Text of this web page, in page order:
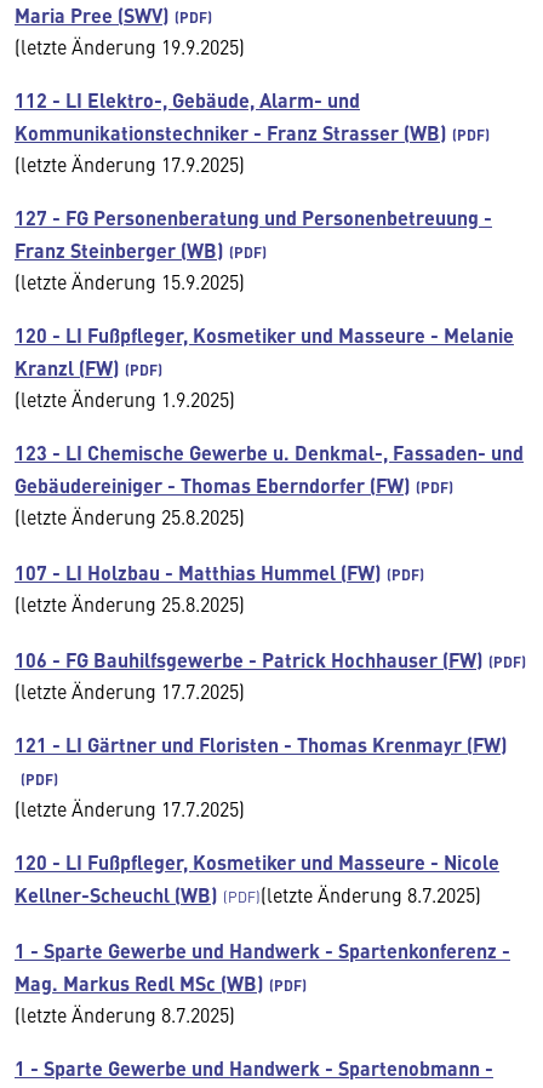
Maria Pree (SWV)
(letzte Änderung 19.9.2025)
112 - LI Elektro-, Gebäude, Alarm- und
Kommunikationstechniker - Franz Strasser (WB)
(letzte Änderung 17.9.2025)
127 - FG Personenberatung und Personenbetreuung -
Franz Steinberger (WB)
(letzte Änderung 15.9.2025)
120 - LI Fußpfleger, Kosmetiker und Masseure - Melanie
Kranzl (FW)
(letzte Änderung 1.9.2025)
123 - LI Chemische Gewerbe u. Denkmal-, Fassaden- und
Gebäudereiniger - Thomas Eberndorfer (FW)
(letzte Änderung 25.8.2025)
107 - LI Holzbau - Matthias Hummel (FW)
(letzte Änderung 25.8.2025)
106 - FG Bauhilfsgewerbe - Patrick Hochhauser (FW)
(letzte Änderung 17.7.2025)
121 - LI Gärtner und Floristen - Thomas Krenmayr (FW)
(letzte Änderung 17.7.2025)
120 - LI Fußpfleger, Kosmetiker und Masseure - Nicole
Kellner-Scheuchl (WB)
(letzte Änderung 8.7.2025)
1 - Sparte Gewerbe und Handwerk - Spartenkonferenz -
Mag. Markus Redl MSc (WB)
(letzte Änderung 8.7.2025)
1 - Sparte Gewerbe und Handwerk - Spartenobmann -